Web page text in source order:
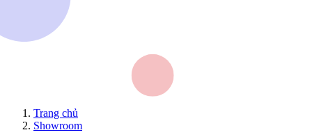
Trang chủ
Showroom